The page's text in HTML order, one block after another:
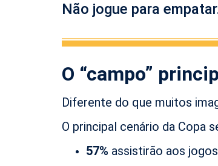
Não jogue para
O “campo”
Diferente do que muitos
O principal cenário da Copa
57% assistirão aos